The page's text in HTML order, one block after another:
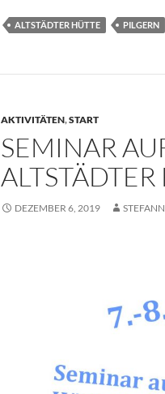
ALTSTÄDTER HÜTTE PILGERN
AKTIVITÄTEN,START
SEMINAR
DEZEMBER 6, 2019